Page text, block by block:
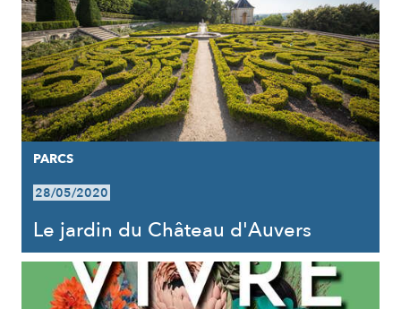
PARCS
28/05/2020
Le jardin du Château d'Auvers